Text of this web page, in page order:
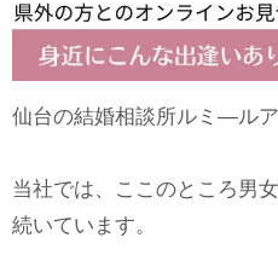
仙台の結婚相談所ルミ―ルア
当社では、ここのところ男
続いています。